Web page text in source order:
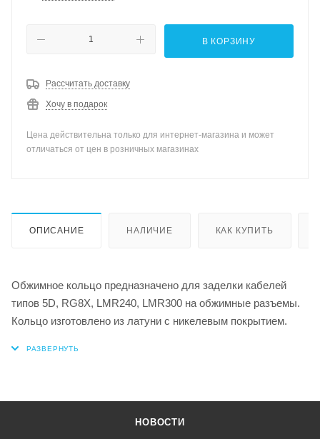
В КОРЗИНУ
Рассчитать доставку
Хочу в подарок
Цена действительна только для интернет-магазина и может
отличаться от цен в розничных магазинах
ОПИСАНИЕ НАЛИЧИЕ КАК КУПИТЬ
Обжимное кольцо предназначено для заделки кабелей
типов 5D, RG8X, LMR240, LMR300 на обжимные разъемы.
Кольцо изготовлено из латуни с никелевым покрытием.
НОВОСТИ